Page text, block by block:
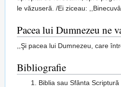
le văzuseră. /Ei ziceau:
Pacea lui Dumnezeu ne
,,Şi pacea lui Dumnezeu, care
Bibliografie
Biblia sau Sfânta